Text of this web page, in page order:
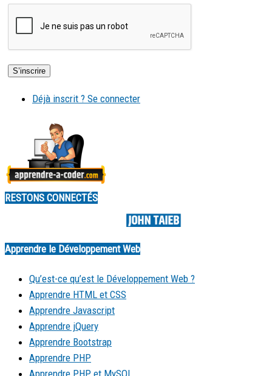
Déjà inscrit ? Se connecter
RESTONS CONNECTÉS
Apprendre le Développement Web
Qu’est-ce qu’est le Développement Web ?
Apprendre HTML et CSS
Apprendre Javascript
Apprendre jQuery
Apprendre Bootstrap
Apprendre PHP
Apprendre PHP et MySQL